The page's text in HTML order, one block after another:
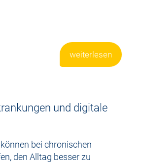
weiterlesen
und digitale
bei chronischen
den Alltag besser zu